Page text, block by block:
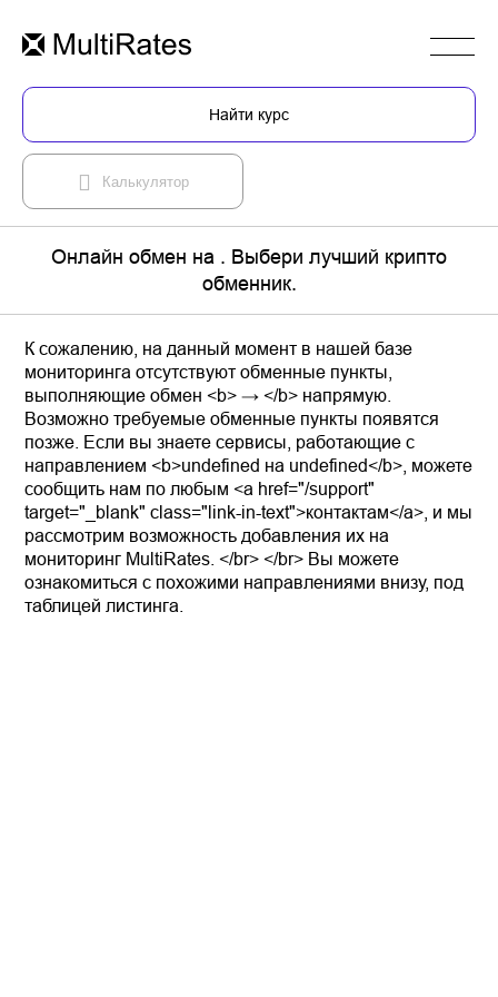
Найти курс
Калькулятор
Онлайн обмен на . Выбери лучший крипто
обменник.
К сожалению, на данный момент в нашей базе
мониторинга отсутствуют обменные пункты,
выполняющие обмен <b> → </b> напрямую.
Возможно требуемые обменные пункты появятся
позже. Если вы знаете сервисы, работающие с
направлением <b>undefined на undefined</b>, можете
сообщить нам по любым <a href="/support"
target="_blank" class="link-in-text">контактам</a>, и мы
рассмотрим возможность добавления их на
мониторинг MultiRates. </br> </br> Вы можете
ознакомиться с похожими направлениями внизу, под
таблицей листинга.